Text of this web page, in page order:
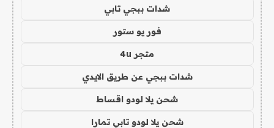
شدات ببجي تابي
فور يو ستور
متجر 4u
شدات ببجي عن طريق الايدي
شحن يلا لودو اقساط
شحن يلا لودو تابي تمارا